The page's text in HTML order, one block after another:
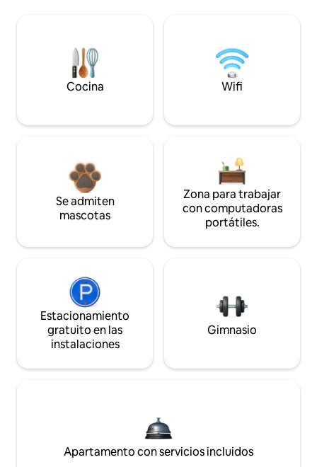
Cocina Wifi
Se admiten
mascotas
Zona para trabajar
con computadoras
portátiles.
Estacionamiento
gratuito en las
instalaciones
Gimnasio
Apartamento con servicios incluidos